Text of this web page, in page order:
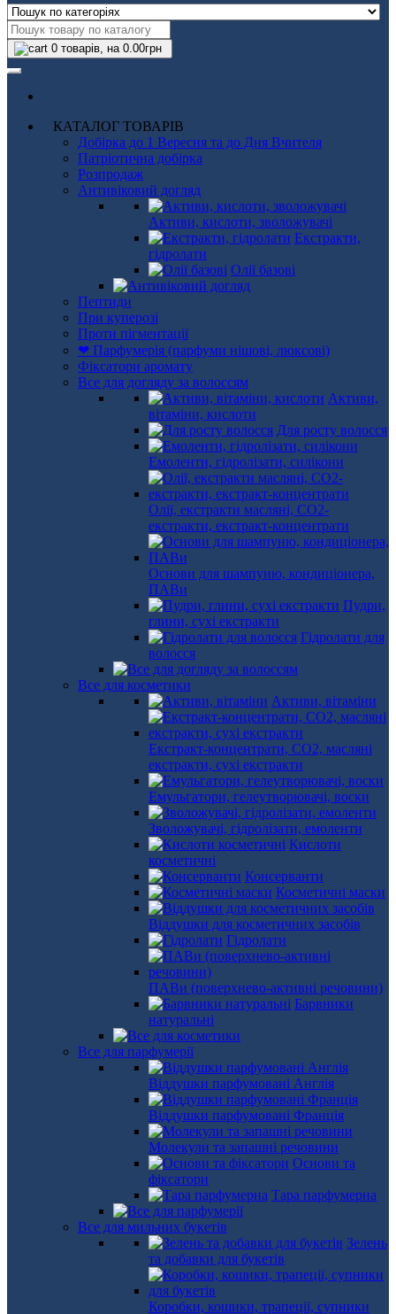
0 товарів, на 0.00грн
КАТАЛОГ ТОВАРІВ
Добірка до 1 Вересня та до Дня Вчителя
Патріотична добірка
Розпродаж
Антивіковий догляд
Активи, кислоти, зволожувачі
Екстракти,
гідролати
Олії базові
Пептиди
При куперозі
Проти пігментації
❤ Парфумерія (парфуми нішові, люксові)
Фіксатори аромату
Все для догляду за волоссям
Активи,
вітаміни, кислоти
Для росту волосся
Емоленти, гідролізати, силікони
Олії, екстракти масляні, СО2-
екстракти, екстракт-концентрати
Основи для шампуню, кондиціонера,
ПАВи
Пудри,
глини, сухі екстракти
Гідролати для
волосся
Все для косметики
Активи, вітаміни
Екстракт-концентрати, СО2, масляні
екстракти, сухі екстракти
Емульгатори, гелеутворювачі, воски
Зволожувачі, гідролізати, емоленти
Кислоти
косметичні
Консерванти
Косметичні маски
Віддушки для косметичних засобів
Гідролати
ПАВи (поверхнево-активні речовини)
Барвники
натуральні
Все для парфумерії
Віддушки парфумовані Англія
Віддушки парфумовані Франція
Молекули та запашні речовини
Основи та
фіксатори
Тара парфумерна
Все для мильних букетів
Зелень
та добавки для букетів
Коробки, кошики, трапеції, супники